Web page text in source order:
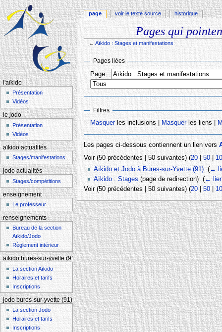
Pages qui
←Aïkido : Stages et manifestations
Aller à : navigation , rechercher
Pages liées
Page :
Filtres
Masquerles inclusions | Masquerles liens |
Les pages ci-dessous contiennent un lien vers
Voir (50 précédentes | 50 suivantes) (20|50|
Aïkido et Jodo à Bures-sur-Yvette (91)‎ (←
Aïkido : Stages (page de redirection) ‎ (←
Voir (50 précédentes | 50 suivantes) (20| 50|
page voir le texte source historique
l'aïkido
Présentation
Vidéos
le jodo
Présentation
Vidéos
aïkido actualités
Stages/manifestations
jodo actualités
Stages/compétitions
enseignement
Le professeur
renseignements
Bureau de la section
Aïkido/Jodo
Règlement intérieur
aïkido bures-sur-yvette (91)
La section Aïkido
Horaires et tarifs
Inscriptions
jodo bures-sur-yvette (91)
La section Jodo
Horaires et tarifs
Inscriptions